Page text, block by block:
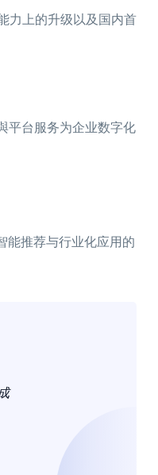
力上的升级以及国内首
平台服务为企业数字化
能推荐与行业化应用的